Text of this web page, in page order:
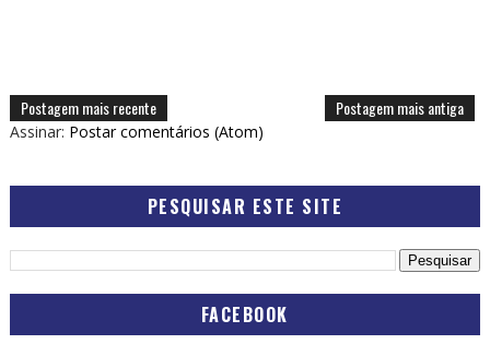
Postagem mais recente Postagem mais antiga
Assinar: Postar comentários (Atom)
PESQUISAR ESTE SITE
FACEBOOK